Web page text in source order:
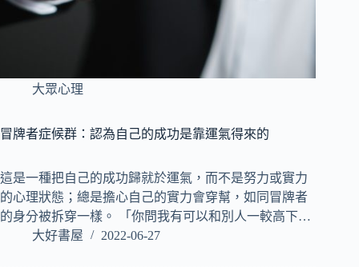
大眾心理
冒牌者症候群：認為自己的成功是靠運氣得來的
這是一種把自己的成功歸就於運氣，而不是努力或實力
的心理狀態；總是擔心自己的實力會穿幫，如同冒牌者
的身分被拆穿一樣。 「你問我有可以和別人一較高下…
大好書屋
2022-06-27